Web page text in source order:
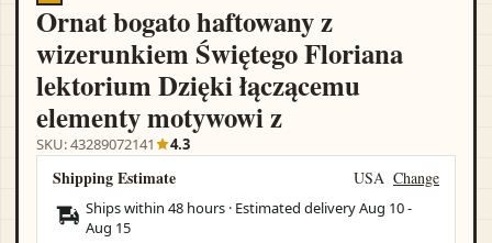
Ornat bogato haftowany z
wizerunkiem Świętego Floriana
lektorium Dzięki łączącemu
elementy motywowi z
SKU: 43289072141 4.3
Shipping Estimate USA Change
Ships within 48 hours · Estimated deliveryAug 10-
Aug 15